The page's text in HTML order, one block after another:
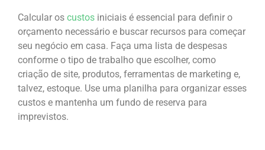
Calcular os custos iniciais é essencial para definir o
orçamento necessário e buscar recursos para começar
seu negócio em casa. Faça uma lista de despesas
conforme o tipo de trabalho que escolher, como
criação de site, produtos, ferramentas de marketing e,
talvez, estoque. Use uma planilha para organizar esses
custos e mantenha um fundo de reserva para
imprevistos.